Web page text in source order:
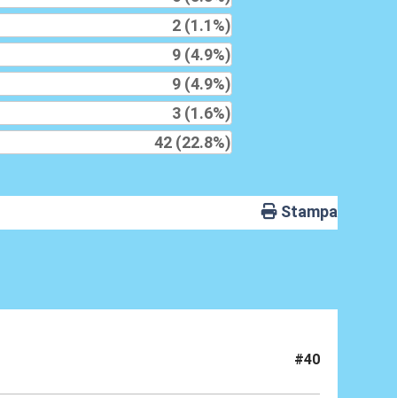
2 (1.1%)
9 (4.9%)
9 (4.9%)
3 (1.6%)
42 (22.8%)
Stampa
#40